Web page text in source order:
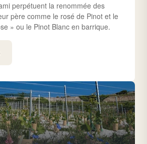
perpétuent la renommée des
père comme le rosé de Pinot et le
» ou le Pinot Blanc en barrique.